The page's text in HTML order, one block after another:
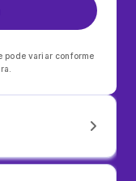
pode variar conforme